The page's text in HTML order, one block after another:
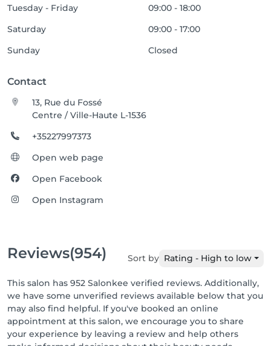
Tuesday - Friday
09:00 - 18:00
Saturday
09:00 - 17:00
Sunday
Closed
Contact
13, Rue du Fossé
Centre / Ville-Haute L-1536
+35227997373
Open web page
Open Facebook
Open Instagram
Reviews(954) Sort by Rating - High to low
This salon has 952 Salonkee verified reviews. Additionally,
we have some unverified reviews available below that you
may also find helpful. If you've booked an online
appointment at this salon, we encourage you to share
your experience by leaving a review and help others